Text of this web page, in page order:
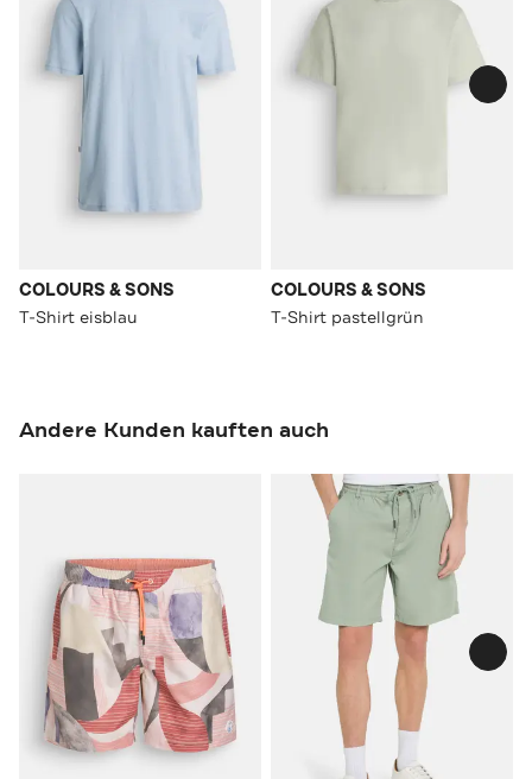
COLOURS & SONS
T-Shirt eisblau
COLOURS & SONS
T-Shirt pastellgrün
Andere Kunden kauften auch